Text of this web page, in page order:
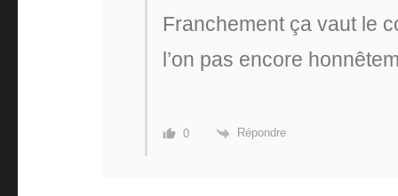
Franchement ça vaut le
l’on pas encore
0 Répondre